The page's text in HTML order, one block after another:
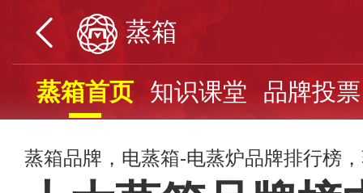
蒸箱
蒸箱首页 知识课堂 品牌投票
蒸箱品牌，电蒸箱-电蒸炉品牌排行榜